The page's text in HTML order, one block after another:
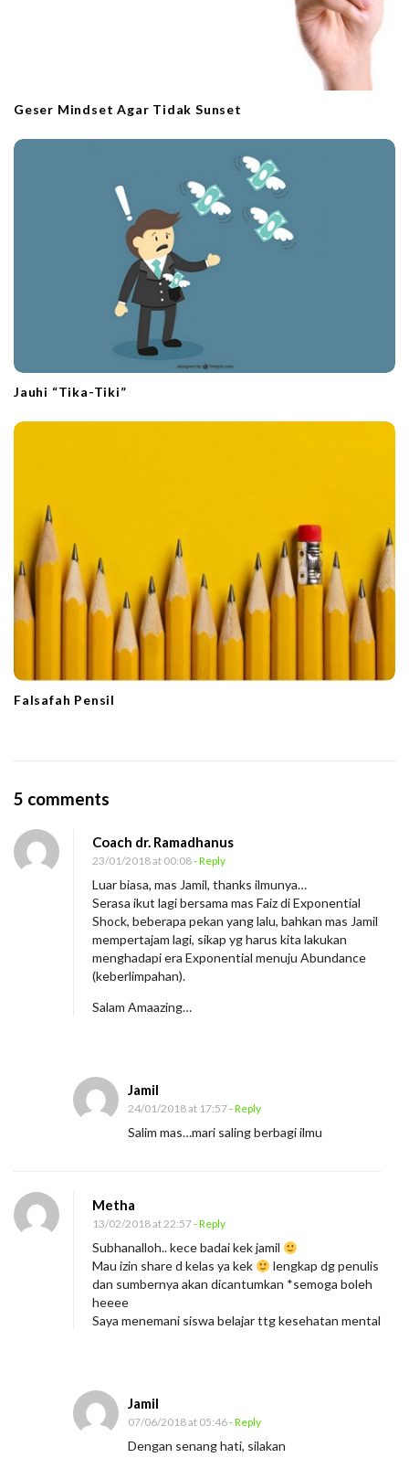
Geser Mindset Agar Tidak Sunset
Jauhi “Tika-Tiki”
Falsafah Pensil
5 comments
A
u
n
d
a
n
s
t
A
d
a
l
M
o
Coach dr. Ramadhanus
23/01/2018 at 00:08- Reply
Luar biasa, mas Jamil, thanks ilmunya…
Serasa ikut lagi bersama mas Faiz di Exponential
Shock, beberapa pekan yang lalu, bahkan mas Jamil
mempertajam lagi, sikap yg harus kita lakukan
menghadapi era Exponential menuju Abundance
(keberlimpahan).
Salam Amaazing…
Jamil
24/01/2018 at 17:57- Reply
Salim mas…mari saling berbagi ilmu
Metha
13/02/2018 at 22:57- Reply
Subhanalloh.. kece badai kek jamil
Mau izin share d kelas ya kek
lengkap dg penulis
dan sumbernya akan dicantumkan *semoga boleh
heeee
Saya menemani siswa belajar ttg kesehatan mental
Jamil
07/06/2018 at 05:46- Reply
Dengan senang hati, silakan